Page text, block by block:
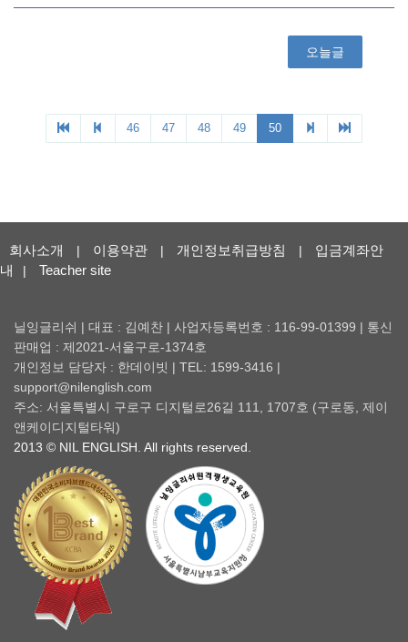
오늘글
46 47 48 49 50
회사소개 | 이용약관 | 개인정보취급방침 |
입금계좌안
내
| Teacher site
닐잉글리쉬 | 대표 : 김예찬 | 사업자등록번호 : 116-99-01399 | 통신
판매업 : 제2021-서울구로-1374호
개인정보 담당자 : 한데이빗 | TEL: 1599-3416 |
support@nilenglish.com
주소: 서울특별시 구로구 디지털로26길 111, 1707호 (구로동, 제이
앤케이디지털타워)
2013 © NIL ENGLISH. All rights reserved.